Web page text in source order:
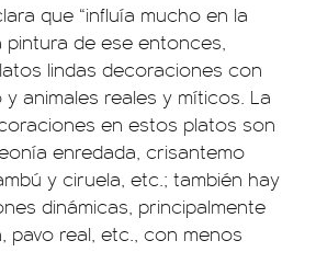
que “influía mucho en la
de ese entonces,
lindas decoraciones con
animales reales y míticos. La
en estos platos son
enredada, crisantemo
y ciruela, etc.; también hay
dinámicas, principalmente
pavo real, etc., con menos